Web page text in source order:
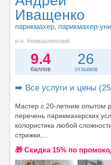
Иващенко
парикмахер, парикмахер-
р-н. Немышлянский
9.4
баллов
26
отзывов
➡️ Все услуги и цены
Мастер с 20-летним опытом
перечень парикмахерских
колористика любой
стрижки,...
🎁 Cкидка 15% по